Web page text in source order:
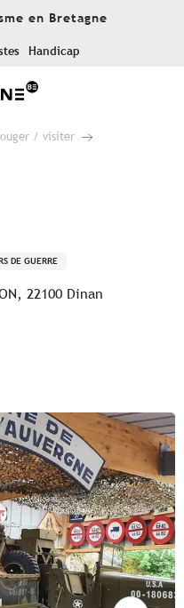
en Bretagne
Handicap
/ visiter
DE GUERRE
22100 Dinan